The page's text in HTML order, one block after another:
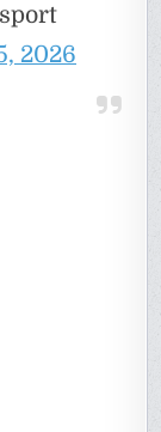
2026